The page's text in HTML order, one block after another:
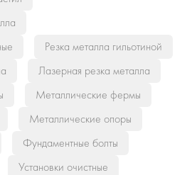
Резка металла гильотиной
Лазерная резка металла
Металлические фермы
Металлические опоры
Фундаментные болты
Установки очистные